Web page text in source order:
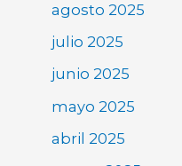
agosto 2025
julio 2025
junio 2025
mayo 2025
abril 2025